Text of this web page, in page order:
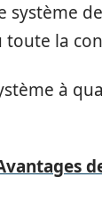
système
toute la
à